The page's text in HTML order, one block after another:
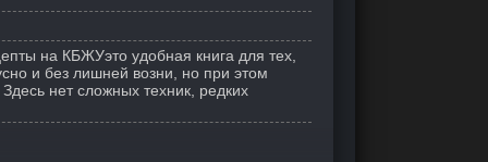
на КБЖУэто удобная книга для тех,
и без лишней возни, но при этом
нет сложных техник, редких